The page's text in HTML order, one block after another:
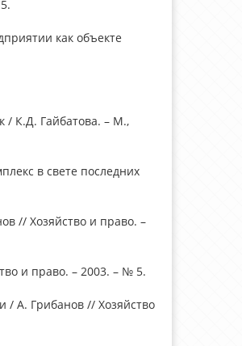
как объекте
/ К.Д. Гайбатова. – М.,
в свете последних
// Хозяйство и право. –
и право. – 2003. – № 5.
/ А. Грибанов // Хозяйство